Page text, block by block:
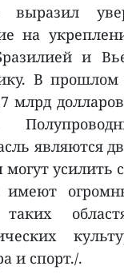
выразил
на
и
В прошлом
млрд
являются
усилить
имеют
и спорт./.